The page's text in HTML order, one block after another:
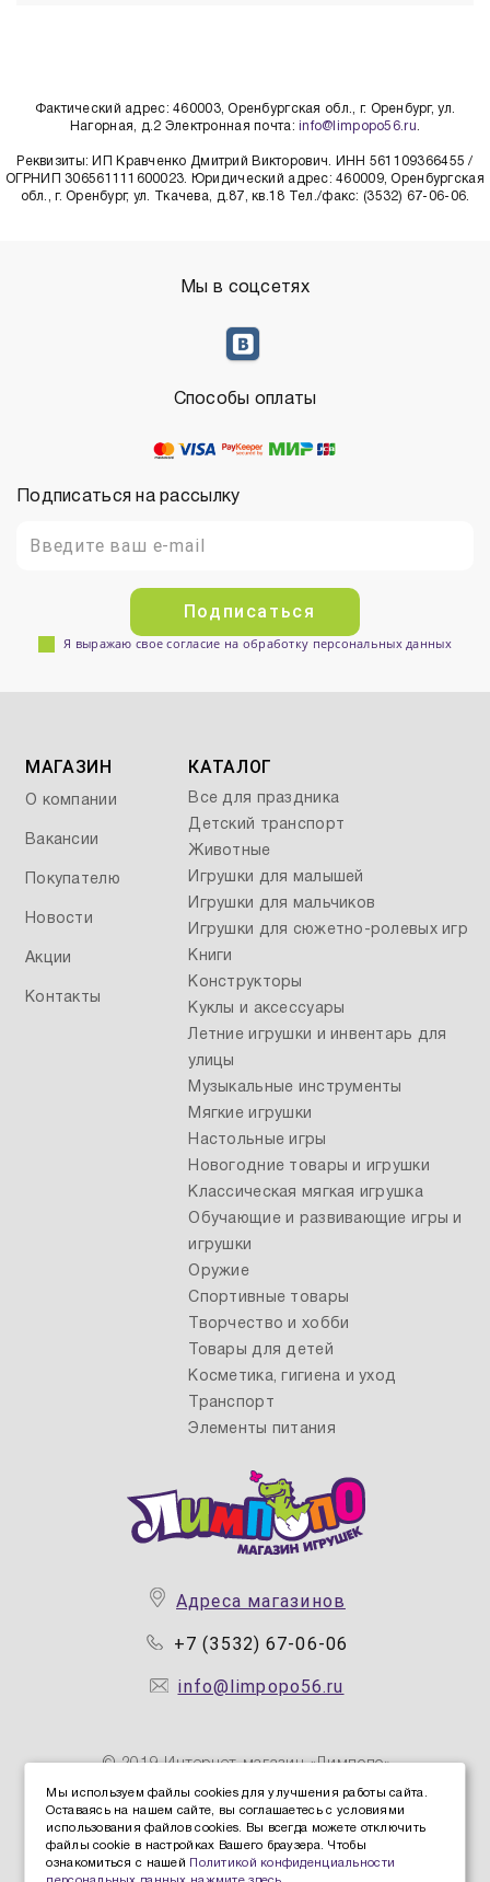
Фактический адрес: 460003, Оренбургская обл., г. Оренбург, ул.
Нагорная, д.2 Электронная почта:info@limpopo56.ru
Реквизиты: ИП Кравченко Дмитрий Викторович. ИНН 561109366455 /
ОГРНИП 306561111600023. Юридический адрес: 460009, Оренбургская
обл., г. Оренбург, ул. Ткачева, д.87, кв.18 Тел./факс: (3532) 67-06-06.
Мы в соцсетях
Подписаться на рассылку
Подписаться
Я выражаю свое согласие на обработку персональных данных
Способы оплаты
Адреса магазинов
+7 (3532) 67-06-06
info@limpopo56.ru
© 2019 Интернет магазин «Лимпопо»
Политика конфиденциальности персональных данных
Политика защиты и обработки персональных данных
Согласие Пользователя на обработку персональных
МАГАЗИН
О компании
Вакансии
Покупателю
Новости
Акции
Контакты
КАТАЛОГ
Все для праздника
Детский транспорт
Животные
Игрушки для малышей
Игрушки для мальчиков
Игрушки для сюжетно-ролевых игр
Книги
Конструкторы
Куклы и аксессуары
Летние игрушки и инвентарь для
улицы
Музыкальные инструменты
Мягкие игрушки
Настольные игры
Новогодние товары и игрушки
Классическая мягкая игрушка
Обучающие и развивающие игры и
игрушки
Оружие
Спортивные товары
Творчество и хобби
Товары для детей
Косметика, гигиена и уход
Транспорт
Элементы питания
Мы используем файлы cookies для улучшения работы сайта.
Оставаясь на нашем сайте, вы соглашаетесь с условиями
использования файлов cookies. Вы всегда можете отключить
файлы cookie в настройках Вашего браузера. Чтобы
ознакомиться с нашей
Политикой конфиденциальности